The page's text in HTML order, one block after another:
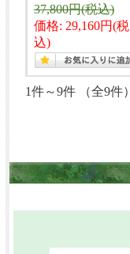
37,800円(税込)
価格: 29,160円(税
込)
1件～9件 （全9件）